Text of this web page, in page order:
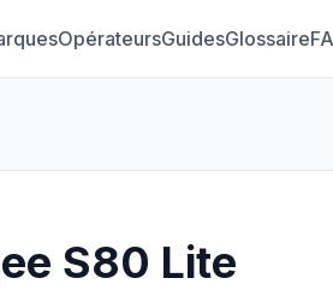
OpérateursGuidesGlossaire
S80 Lite